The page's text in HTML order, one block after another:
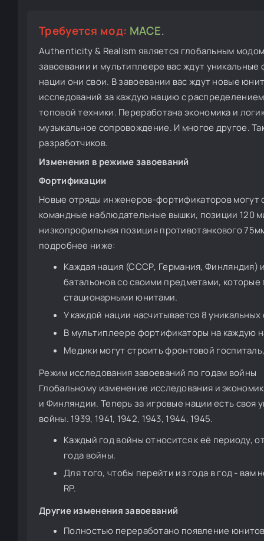
Требуется мод: MACE.
Authenticity & Realism является глобальным
завоевании и мультиплеере вас ждут
нации они свои. В завоевании вас ждут новые
исследований за каждую нацию с
топовой техники. Переработана экономика и
музыкальное сопровождение. И многое другое.
разработчиков.
Изменения в режиме завоеваний
Фортификации
Новые отряды инженеров-фортификаторов
командные наблюдательные вышки, позиции 120
низкопрофильная позиция противотанкового
подробнее ниже:
Каждая нация (СССР, Германия, Финляндия)
батальонов со своими предметами,
стационарными юнитами.
У каждой нации насчитывается 8
В мультиплеере фортификаторы на каждую
Медики могут строить фронтовой
Режим исследования завоеваний по годам войны
Глобальному изменение исследования и
и Финляндии. Теперь за игровые нации есть своя
войны. 1939, 1941, 1942, 1943, 1944, 1945.
Каждый год войны относится к её периоду,
года войны.
Для того, чтобы перейти из года в год -
RP.
Другие изменения завоеваний
Полностью переработано появление